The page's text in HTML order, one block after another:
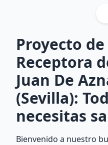
Proyecto
Receptora
Juan De
(Sevilla):
necesitas
Bienvenido a nuestro